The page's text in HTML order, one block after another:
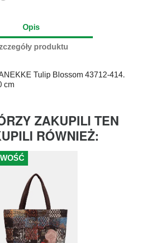
Opis
produktu
Tulip Blossom 43712-414.
cm
ZAKUPILI TEN
RÓWNIEŻ: